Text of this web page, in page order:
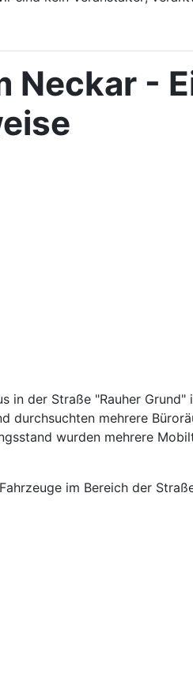
Neckar -
der Straße "Rauher
durchsuchten mehrere
wurden mehrere
im Bereich der